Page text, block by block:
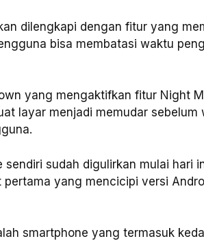
dilengkapi dengan fitur yang
bisa membatasi waktu
yang mengaktifkan fitur Night
layar menjadi memudar
sendiri sudah digulirkan mulai hari
pertama yang mencicipi versi
smartphone yang termasuk